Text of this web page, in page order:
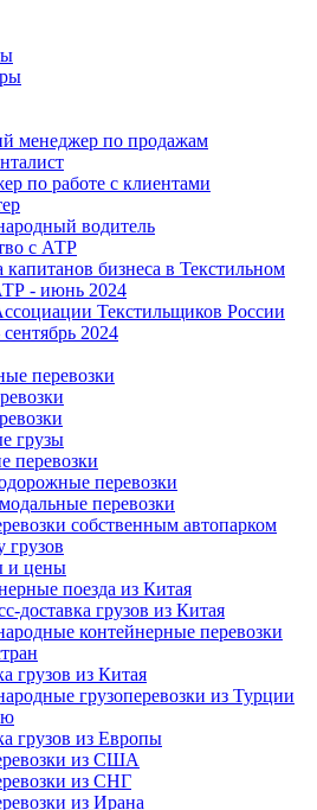
менеджер по продажам
по работе с клиентами
водитель
с АТР
капитанов бизнеса в Текстильном
- июнь 2024
Текстильщиков России
2024
перевозки
грузы
перевозки
перевозки
перевозки
собственным автопарком
грузов
и цены
поезда из Китая
доставка грузов из Китая
контейнерные перевозки
грузов из Китая
грузоперевозки из Турции
грузов из Европы
из США
из СНГ
из Ирана